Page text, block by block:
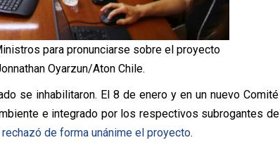
para pronunciarse sobre el proyecto
Oyarzun/Aton Chile.
se inhabilitaron. El 8 de enero y en un nuevo Comité
e integrado por los respectivos subrogantes de
rechazó de forma unánime el proyecto.